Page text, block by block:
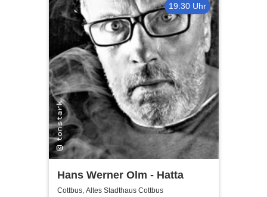
19:30 Uhr
Hans Werner Olm - Hatta
Cottbus, Altes Stadthaus Cottbus